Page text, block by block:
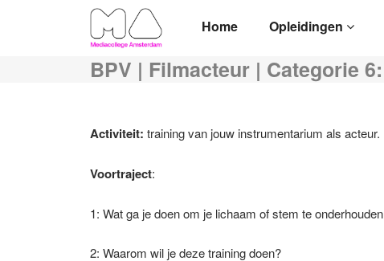
Home Opleidingen
BPV | Filmacteur | Categorie
Activiteit: training van jouw instrumentarium als acteur.
Voortraject:
1: Wat ga je doen om je lichaam of stem te
2: Waarom wil je deze training doen?